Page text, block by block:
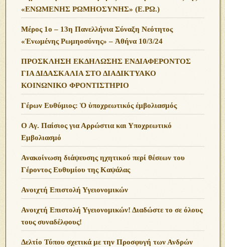
«ΕΝΩΜΕΝΗΣ ΡΩΜΗΟΣΥΝΗΣ» (Ε.ΡΩ.)
Μέρος 1ο – 13η Πανελλήνια Σύναξη Νεότητος
«Ἑνωμένης Ρωμηοσύνης» – Ἀθήνα 10/3/24
ΠΡΟΣΚΛΗΣΗ ΕΚΔΗΛΩΣΗΣ ΕΝΔΙΑΦΕΡΟΝΤΟΣ
ΓΙΑ ΔΙΔΑΣΚΑΛΙΑ ΣΤΟ ΔΙΑΔΙΚΤΥΑΚΟ
ΚΟΙΝΩΝΙΚΟ ΦΡΟΝΤΙΣΤΗΡΙΟ
Γέρων Ευθύμιος: Ὁ ὑποχρεωτικός ἐμβολιασμός
Ο Αγ. Παίσιος για Αρρώστια και Υποχρεωτικό
Εμβολιασμό
Ανακοίνωση διάψευσης ηχητικού περί θέσεων του
Γέροντος Ευθυμίου της Καψάλας
Ανοιχτή Επιστολή Υγειονομικών
Ανοιχτή Επιστολή Υγειονομικών! Διαδώστε το σε όλους
τους συναδέλφους!
Δελτίο Τύπου σχετικά με την Προσφυγή των Ανδρών